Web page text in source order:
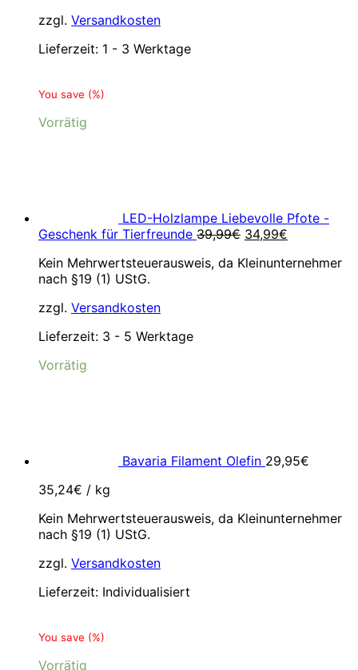
zzgl. Versandkosten
Lieferzeit: 1 - 3 Werktage
You save (%)
Vorrätig
LED-Holzlampe Liebevolle Pfote -
Geschenk für Tierfreunde 39,99€ Ursprünglicher
war:
34,99€
ist:
Kein Mehrwertsteuerausweis, da Kleinunternehmer
nach §19 (1) UStG.
zzgl. Versandkosten
Lieferzeit: 3 - 5 Werktage
Vorrätig
Bavaria Filament Olefin 29,95€
35,24€ / kg
Kein Mehrwertsteuerausweis, da Kleinunternehmer
nach §19 (1) UStG.
zzgl. Versandkosten
Lieferzeit: Individualisiert
You save (%)
Vorrätig